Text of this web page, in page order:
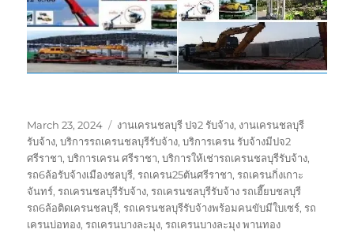
Posted
on
March 23, 2024 Tags
งานเครนชลบุรี ปจ2 รับจ้าง, งานเครนชลบุรี
รับจ้าง,บริการรถเครนชลบุรีรับจ้าง,บริการเครน รับจ้างมีปจ2
ศรีราชา,บริการเครน ศรีราชา,บริการให้เช่ารถเครนชลบุรีรับจ้าง,
รถ6ล้อรับจ้างเมืองชลบุรี,รถเครน25ตันศรีราชา,รถเครนกิ่งเกาะ
จันทร์,รถเครนชลบุรีรับจ้าง,รถเครนชลบุรีรับจ้าง รถเฮี๊ยบชลบุรี
รถ6ล้อติดเครนชลบุรี,รถเครนชลบุรีรับจ้างพร้อมคนขับมีใบเซร์,รถ
เครนบ่อทอง,รถเครนบางละมุง,รถเครนบางละมุง พานทอง